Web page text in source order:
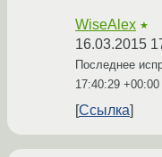
WiseAlex ★
16.03.2015
Последнее
17:40:29 +00:00
Ссылка